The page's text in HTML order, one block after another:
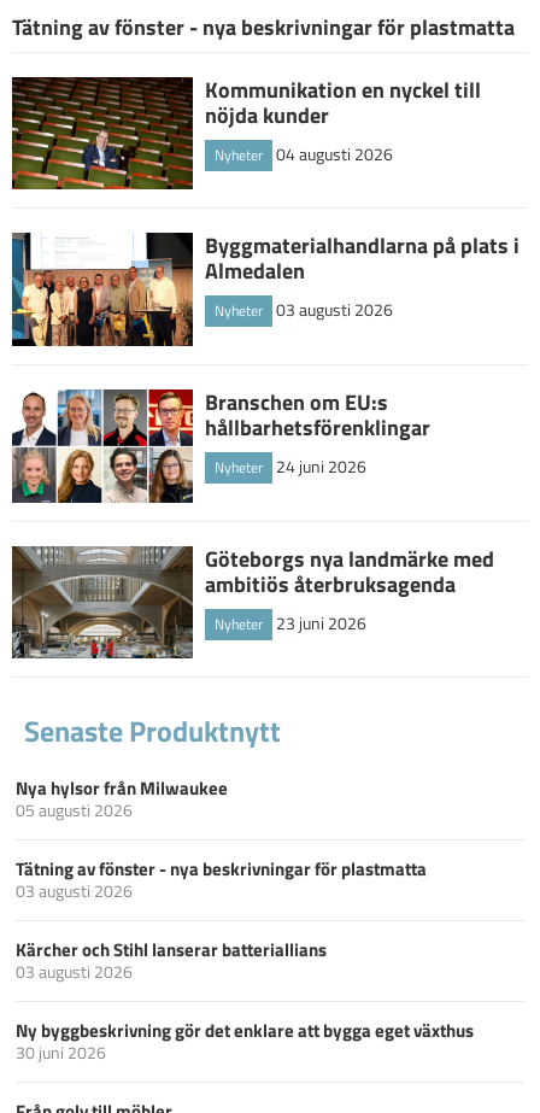
Tätning av fönster - nya beskrivningar för plastmatta
Kommunikation en nyckel till
nöjda kunder
Nyheter 04 augusti 2026
Byggmaterialhandlarna på plats i
Almedalen
Nyheter 03 augusti 2026
Branschen om EU:s
hållbarhetsförenklingar
Nyheter 24 juni 2026
Göteborgs nya landmärke med
ambitiös återbruksagenda
Nyheter 23 juni 2026
Senaste Produktnytt
Nya hylsor från Milwaukee
05 augusti 2026
Tätning av fönster - nya beskrivningar för plastmatta
03 augusti 2026
Kärcher och Stihl lanserar batteriallians
03 augusti 2026
Ny byggbeskrivning gör det enklare att bygga eget växthus
30 juni 2026